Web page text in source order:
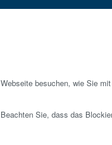
besuchen, wie Sie
Sie, dass das